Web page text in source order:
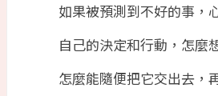
如果被預測到不好的事，
自己的決定和行動，怎麼
怎麼能隨便把它交出去，